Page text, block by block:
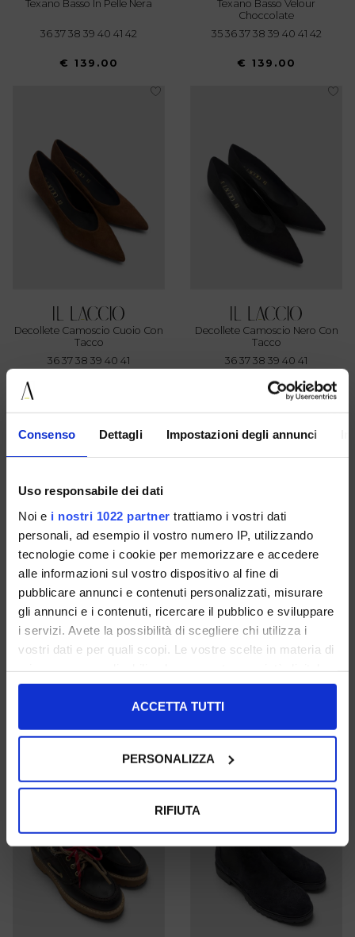
Consenso Dettagli Impostazioni degli annunci
Uso responsabile dei dati
Noi e i nostri 1022 partner trattiamo i vostri dati
personali, ad esempio il vostro numero IP, utilizzando
tecnologie come i cookie per memorizzare e accedere
alle informazioni sul vostro dispositivo al fine di
pubblicare annunci e contenuti personalizzati, misurare
gli annunci e i contenuti, ricercare il pubblico e sviluppare
i servizi. Avete la possibilità di scegliere chi utilizza i
vostri dati e per quali scopi. Le vostre scelte in materia di
in cui avete effettuato le vostre scelte. È possibile
modificare o revocare il proprio consenso in qualsiasi
momento dalla Dichiarazione sui cookie o facendo clic
Con il tuo consenso, vorremmo anche:
raccogliere informazioni sulla tua posizione
Identificare il tuo dispositivo, scansionandolo
attivamente alla ricerca di caratteristiche specifiche
(impronte digitali).
Approfondisci come vengono elaborati i tuoi dati personali
ACCETTA TUTTI
PERSONALIZZA
RIFIUTA
Texano Basso In Pelle Nera
36 37 38 39 40 41 42
€ 139.00
Texano Basso Velour
Choccolate
35 36 37 38 39 40 41 42
€ 139.00
Decollete Camoscio Cuoio Con
Tacco
36 37 38 39 40 41
Decollete Camoscio Nero Con
Tacco
36 37 38 39 40 41
€ 119.00
Decollete A Punta In Camoscio
Nero
36 37 38 39 40 41
Decollete A Punta Camoscio
Cuoio
36 37 38 39 40 41